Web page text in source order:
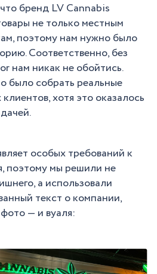
бренд LV Cannabis
не только местным
поэтому нам нужно было
Соответственно, без
нам никак не обойтись.
было собрать реальные
хотя это оказалось
особых требований к
поэтому мы решили не
а использовали
текст о компании,
— и вуаля: